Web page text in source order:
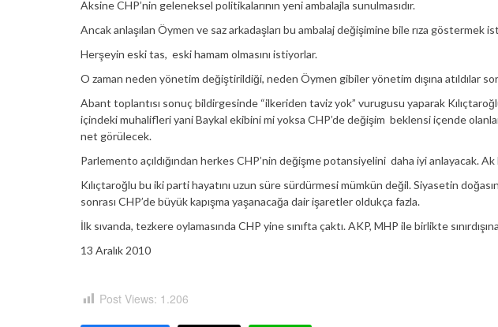
Aksine CHP’nin geleneksel politikalarının yeni ambalajla sunulmasıdır.
Ancak anlaşılan Öymen ve saz arkadaşları bu ambalaj değişimine bile rıza göstermek
Herşeyin eski tas, eski hamam olmasını istiyorlar.
O zaman neden yönetim değiştirildiği, neden Öymen gibiler yönetim dışına atıldılar
Abant toplantısı sonuç bildirgesinde “ilkeriden taviz yok” vurugusu yaparak
içindeki muhalifleri yani Baykal ekibini mi yoksa CHP’de değişim beklensi içende
net görülecek.
Parlemento açıldığından herkes CHP’nin değişme potansiyelini daha iyi anlayacak.
Kılıçtaroğlu bu iki parti hayatını uzun süre sürdürmesi mümkün değil. Siyasetin
sonrası CHP’de büyük kapışma yaşanacağa dair işaretler oldukça fazla.
İlk sıvanda, tezkere oylamasında CHP yine sınıfta çaktı. AKP, MHP ile birlikte
13 Aralık 2010
Post Views: 1.206